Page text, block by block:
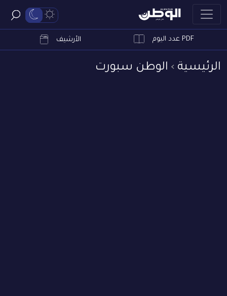
PDF عدد اليوم الأرشيف
الرئيسية الوطن سبورت